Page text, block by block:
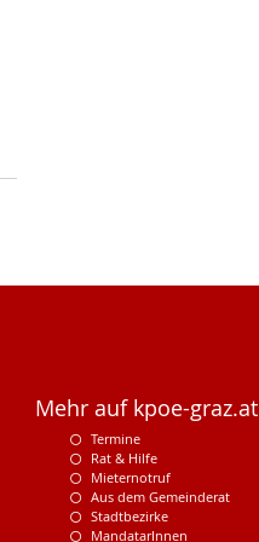
Mehr auf kpoe-graz.at
Termine
Rat & Hilfe
Mieternotruf
Aus dem Gemeinderat
Stadtbezirke
MandatarInnen